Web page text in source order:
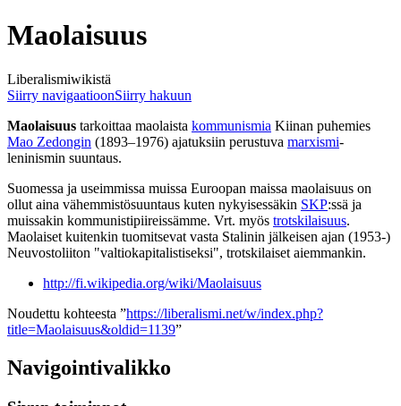
Maolaisuus
Liberalismiwikistä
Siirry navigaatioonSiirry hakuun
Maolaisuus tarkoittaa maolaista kommunismia Kiinan puhemies
Mao Zedongin (1893–1976) ajatuksiin perustuva marxismi-
leninismin suuntaus.
Suomessa ja useimmissa muissa Euroopan maissa maolaisuus on
ollut aina vähemmistösuuntaus kuten nykyisessäkin SKP:ssä ja
muissakin kommunistipiireissämme. Vrt. myös trotskilaisuus.
Maolaiset kuitenkin tuomitsevat vasta Stalinin jälkeisen ajan (1953-)
Neuvostoliiton "valtiokapitalistiseksi", trotskilaiset aiemmankin.
http://fi.wikipedia.org/wiki/Maolaisuus
Noudettu kohteesta ”https://liberalismi.net/w/index.php?
title=Maolaisuus&oldid=1139”
Navigointivalikko